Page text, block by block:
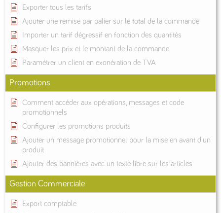
Exporter tous les tarifs
Ajouter une remise par palier sur le total de la commande
Importer un tarif dégressif en fonction des quantités
Masquer les prix et le montant de la commande
Paramétrer un client en exonération de TVA
Promotions
Comment accéder aux opérations, messages et code
promotionnels
Configurer les promotions produits
Ajouter un message promotionnel pour la mise en avant d'un
produit
Ajouter des bannières avec un texte libre sur les articles
Gestion Commerciale
Export comptable